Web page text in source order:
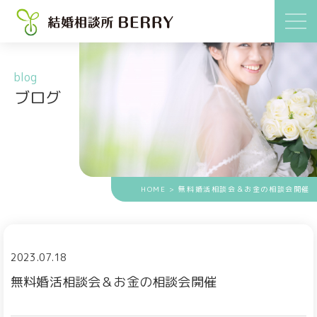
blog
ブログ
HOME > 無料婚活相談会＆お金の相談会開催
2023.07.18
無料婚活相談会＆お金の相談会開催